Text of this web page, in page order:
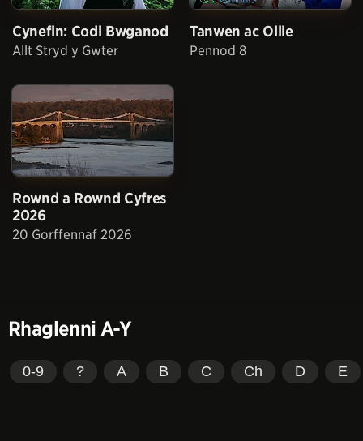
Cynefin: Codi Bwganod
Allt Stryd y Gwter
Tanwen ac Ollie
Pennod 8
Rownd a Rownd Cyfres
2026
20 Gorffennaf 2026
Rhaglenni A-Y
0-9 ? A B C Ch D E